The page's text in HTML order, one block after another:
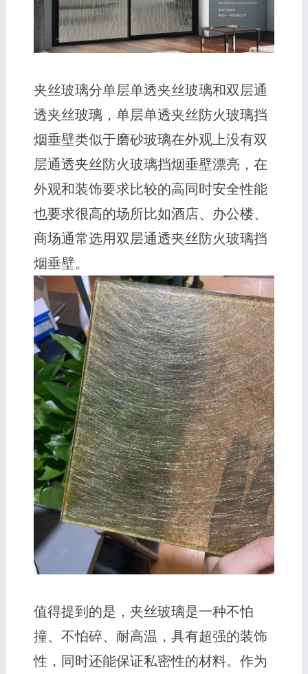
夹丝玻璃分单层单透夹丝玻璃和双层通
透夹丝玻璃，单层单透夹丝防火玻璃挡
烟垂壁类似于磨砂玻璃在外观上没有双
层通透夹丝防火玻璃挡烟垂壁漂亮，在
外观和装饰要求比较的高同时安全性能
也要求很高的场所比如酒店、办公楼、
商场通常选用双层通透夹丝防火玻璃挡
烟垂壁。
值得提到的是，夹丝玻璃是一种不怕
撞、不怕碎、耐高温，具有超强的装饰
性，同时还能保证私密性的材料。作为